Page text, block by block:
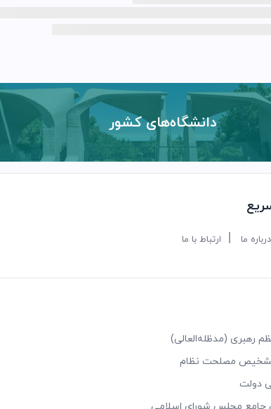
دانشگاه‌های کشور
درباره ما ارتباط با ما
رهبری (مد‌ظله‌العالی)
مصلحت نظام
دولت